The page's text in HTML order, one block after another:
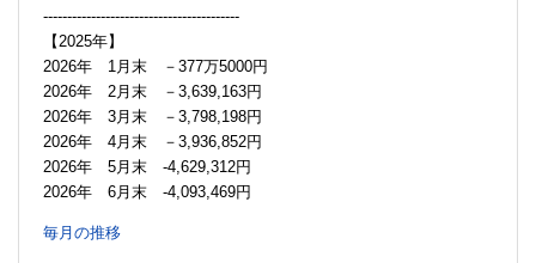
-----------------------------------------
【2025年】
2026年 1月末 －377万5000円
2026年 2月末 －3,639,163円
2026年 3月末 －3,798,198円
2026年 4月末 －3,936,852円
2026年 5月末 -4,629,312円
2026年 6月末 -4,093,469円
毎月の推移